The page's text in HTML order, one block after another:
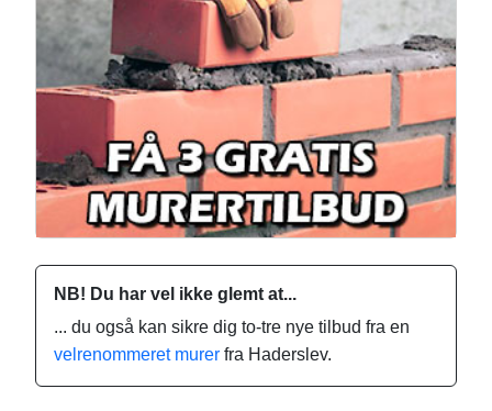
NB! Du har vel ikke glemt at...
... du også kan sikre dig to-tre nye tilbud fra en
velrenommeret murer fra Haderslev.